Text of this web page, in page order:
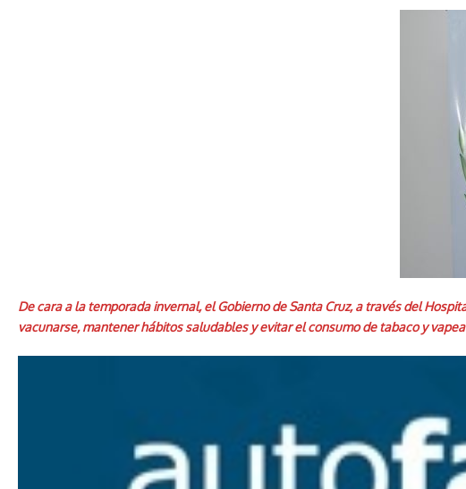
De cara a la temporada invernal, el Gobierno de Santa Cruz, a través del
vacunarse, mantener hábitos saludables y evitar el consumo de tabaco y